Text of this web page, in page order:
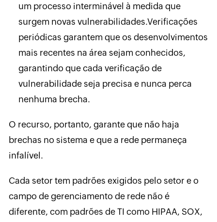
um processo interminável à medida que
surgem novas vulnerabilidades.Verificações
periódicas garantem que os desenvolvimentos
mais recentes na área sejam conhecidos,
garantindo que cada verificação de
vulnerabilidade seja precisa e nunca perca
nenhuma brecha.
O recurso, portanto, garante que não haja
brechas no sistema e que a rede permaneça
infalível.
Cada setor tem padrões exigidos pelo setor e o
campo de gerenciamento de rede não é
diferente, com padrões de TI como HIPAA, SOX,